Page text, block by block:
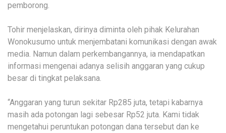
pemborong.
Tohir menjelaskan, dirinya diminta oleh pihak Kelurahan
Wonokusumo untuk menjembatani komunikasi dengan awak
media. Namun dalam perkembangannya, ia mendapatkan
informasi mengenai adanya selisih anggaran yang cukup
besar di tingkat pelaksana.
“Anggaran yang turun sekitar Rp285 juta, tetapi kabarnya
masih ada potongan lagi sebesar Rp52 juta. Kami tidak
mengetahui peruntukan potongan dana tersebut dan ke